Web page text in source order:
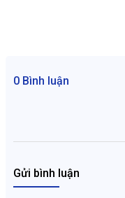
0 Bình luận
Gửi bình luận